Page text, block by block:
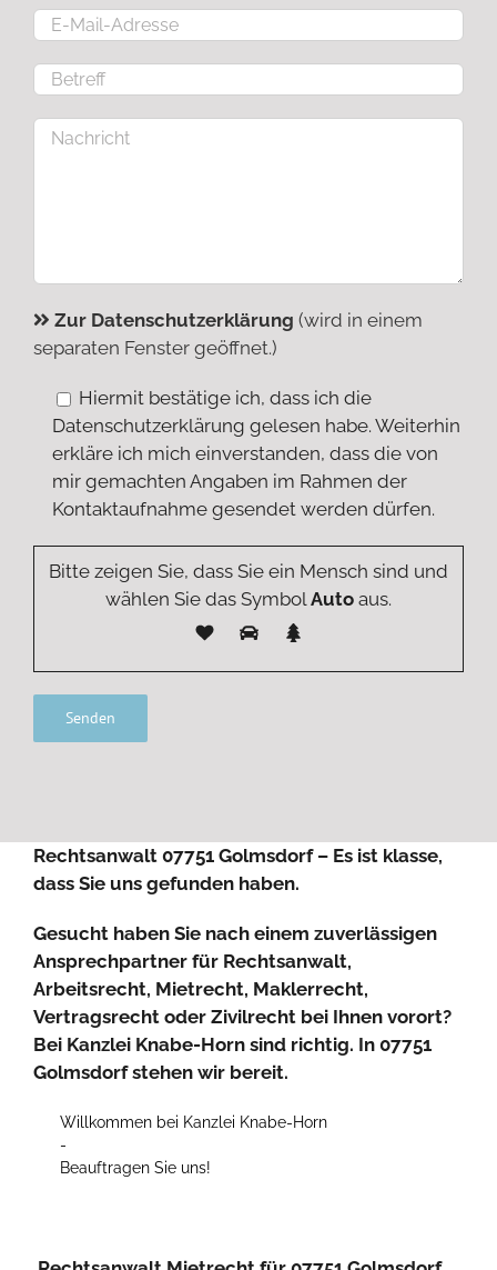
Zur Datenschutzerklärung (wird in einem
separaten Fenster geöffnet.)
Hiermit bestätige ich, dass ich die
Datenschutzerklärung gelesen habe. Weiterhin
erkläre ich mich einverstanden, dass die von
mir gemachten Angaben im Rahmen der
Kontaktaufnahme gesendet werden dürfen.
Bitte zeigen Sie, dass Sie ein Mensch sind und
wählen Sie das Symbol Auto aus.
Rechtsanwalt 07751 Golmsdorf – Es ist klasse,
dass Sie uns gefunden haben.
Gesucht haben Sie nach einem zuverlässigen
Ansprechpartner für Rechtsanwalt,
Arbeitsrecht, Mietrecht, Maklerrecht,
Vertragsrecht oder Zivilrecht bei Ihnen vorort?
Bei Kanzlei Knabe-Horn sind richtig. In 07751
Golmsdorf stehen wir bereit.
Willkommen bei Kanzlei Knabe-Horn
-
Beauftragen Sie uns!